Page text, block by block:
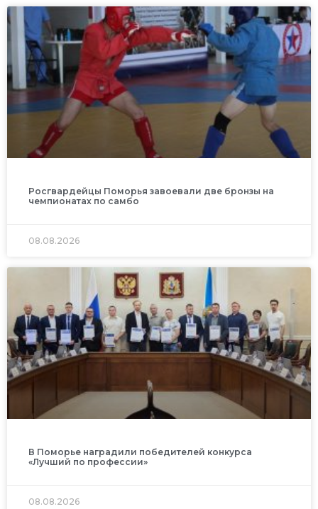
Росгвардейцы Поморья завоевали две бронзы на
чемпионатах по самбо
08.08.2026
В Поморье наградили победителей конкурса
«Лучший по профессии»
08.08.2026